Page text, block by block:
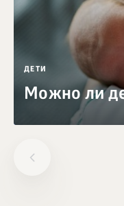
ДЕТИ
Можно ли